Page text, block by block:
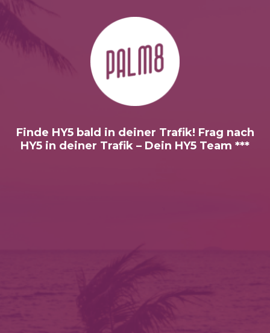
Finde HY5 bald in deiner Trafik! Frag nach
HY5 in deiner Trafik – Dein HY5 Team ***